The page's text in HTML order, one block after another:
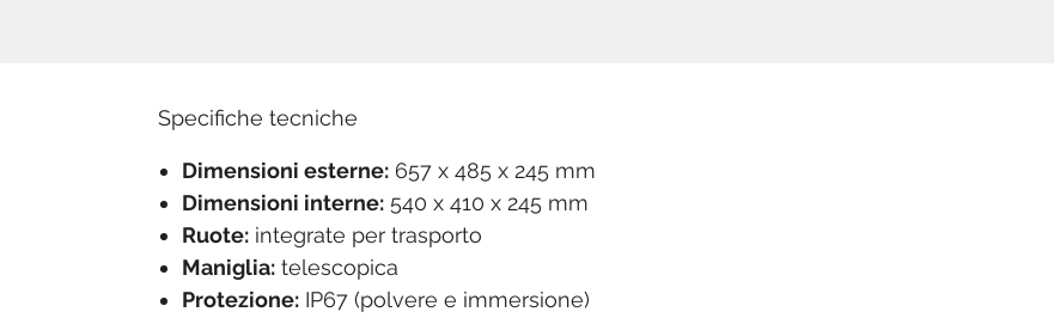
Specifiche tecniche
Dimensioni esterne: 657 x 485 x 245 mm
Dimensioni interne: 540 x 410 x 245 mm
Ruote: integrate per trasporto
Maniglia: telescopica
Protezione: IP67 (polvere e immersione)